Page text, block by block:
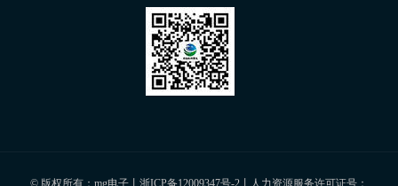
© 版权所有：mg电子丨 浙ICP备12009347号-2 丨人力资源服务许可证号：